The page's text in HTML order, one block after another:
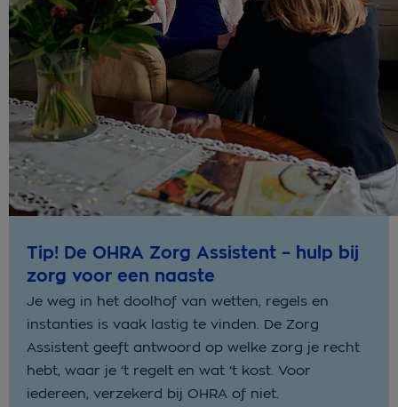
Tip! De OHRA Zorg Assistent – hulp bij
zorg voor een naaste
Je weg in het doolhof van wetten, regels en
instanties is vaak lastig te vinden. De Zorg
Assistent geeft antwoord op welke zorg je recht
hebt, waar je ’t regelt en wat ‘t kost. Voor
iedereen, verzekerd bij OHRA of niet.